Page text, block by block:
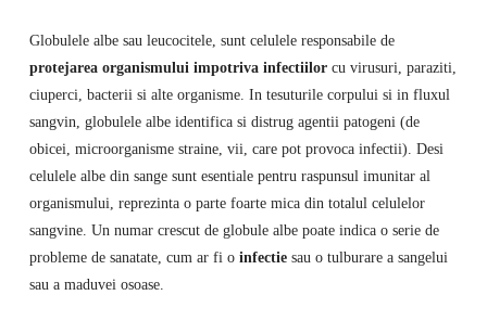
Globulele albe sau leucocitele, sunt celulele responsabile de
protejarea organismului impotriva infectiilorcu virusuri, paraziti,
ciuperci, bacterii si alte organisme. In tesuturile corpului si in fluxul
sangvin, globulele albe identifica si distrug agentii patogeni (de
obicei, microorganisme straine, vii, care pot provoca infectii). Desi
celulele albe din sange sunt esentiale pentru raspunsul imunitar al
organismului, reprezinta o parte foarte mica din totalul celulelor
sangvine. Un numar crescut de globule albe poate indica o serie de
probleme de sanatate, cum ar fi o infectiesau o tulburare a sangelui
sau a maduvei osoase.